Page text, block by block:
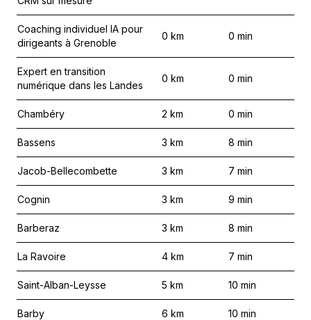
Coaching individuel IA pour
dirigeants à Grenoble
0 km 0 min
Expert en transition
numérique dans les Landes
0 km 0 min
Chambéry 2 km 0 min
Bassens 3 km 8 min
Jacob-Bellecombette 3 km 7 min
Cognin 3 km 9 min
Barberaz 3 km 8 min
La Ravoire 4 km 7 min
Saint-Alban-Leysse 5 km 10 min
Barby 6 km 10 min